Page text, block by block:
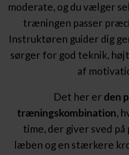
moderate, og du vælger
træningen passer
Instruktøren guider dig
sørger for god teknik,
af
Det her er den
træningskombination,
time, der giver sved på
læben og en stærkere